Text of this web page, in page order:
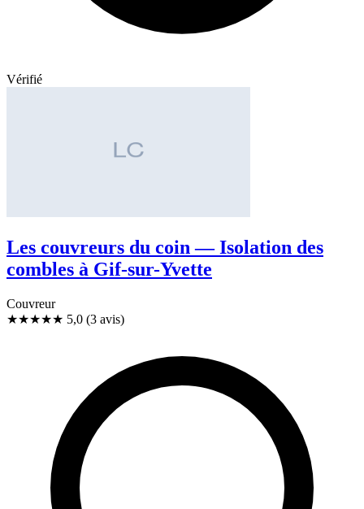
Vérifié
Les couvreurs du coin — Isolation des
combles à Gif-sur-Yvette
Couvreur
★★★★★ 5,0 (3 avis)